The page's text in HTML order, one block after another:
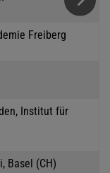
Freiberg
Institut für
Basel (CH)